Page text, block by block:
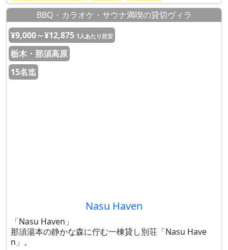
BBQ・カラオケ・サウナ満喫の貸切ヴィラ
¥9,000～¥12,875 1人あたり目安
栃木・那須高原
15名迄
Nasu Haven
「Nasu Haven」
那須湯本の静かな森に佇む一棟貸し別荘「Nasu Have
n」。